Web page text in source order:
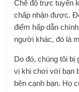
Chế độ trực tuyến
chấp nhận được.
điểm hấp dẫn
người khác, đó là
Do đó, chúng tôi bị
vị khi chơi với bạn
bên cạnh bạn. Họ